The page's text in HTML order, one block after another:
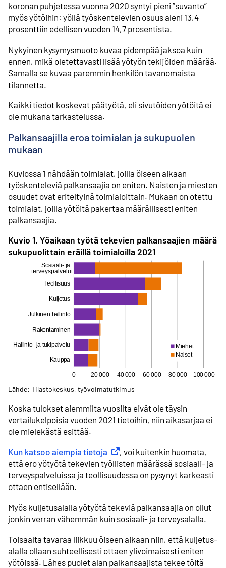
koronan puhjetessa vuonna 2020 syntyi pieni ”suvanto”
myös yötöihin: yöllä työskentelevien osuus aleni 13,4
prosenttiin edellisen vuoden 14,7 prosentista.
Nykyinen kysymysmuoto kuvaa pidempää jaksoa kuin
ennen, mikä oletettavasti lisää yötyön tekijöiden määrää.
Samalla se kuvaa paremmin henkilön tavanomaista
tilannetta.
Kaikki tiedot koskevat päätyötä, eli sivutöiden yötöitä ei
ole mukana tarkastelussa.
Palkansaajilla eroa toimialan ja sukupuolen
mukaan
Kuviossa 1 nähdään toimialat, joilla öiseen aikaan
työskenteleviä palkansaajia on eniten. Naisten ja miesten
osuudet ovat eriteltyinä toimialoittain. Mukaan on otettu
toimialat, joilla yötöitä pakertaa määrällisesti eniten
palkansaajia.
Kuvio 1. Yöaikaan työtä tekevien palkansaajien määrä
sukupuolittain eräillä toimialoilla 2021
Lähde: Tilastokeskus, työvoimatutkimus
Koska tulokset aiemmilta vuosilta eivät ole täysin
vertailu­kelpoisia vuoden 2021 tietoihin, niin aikasarjaa ei
ole mielekästä esittää.
Kun katsoo aiempia tietoja Ulkoinen linkki
, voi kuitenkin huomata,
että ero yötyötä tekevien työllisten määrässä sosiaali- ja
terveys­palveluissa ja teollisuudessa on pysynyt karkeasti
ottaen entisellään.
Myös kuljetusalalla yötyötä tekeviä palkansaajia on ollut
jonkin verran vähemmän kuin sosiaali- ja terveysalalla.
Toisaalta tavaraa liikkuu öiseen aikaan niin, että kuljetus­
alalla ollaan suhteellisesti ottaen ylivoimaisesti eniten
yötöissä. Lähes puolet alan palkansaajista tekee töitä